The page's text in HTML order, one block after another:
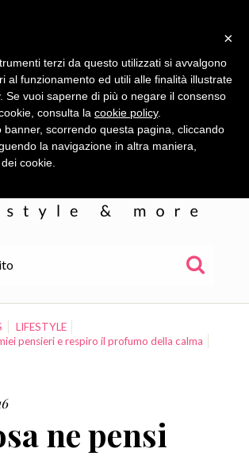
WOR(L)DS
COLLABORAZIONI
LIFESTYLE
pensieri e respiro il profumo della calma
ne pensi
×
terzi da questo utilizzati si avvalgono
al funzionamento ed utili alle finalità illustrate
Se vuoi saperne di più o negare il consenso
consulta la cookie policy.
banner, scorrendo questa pagina, cliccando
la navigazione in altra maniera,
cookie.